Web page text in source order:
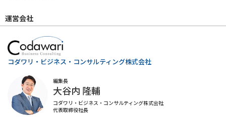
運営会社
コダワリ・ビジネス・コンサルティング株式会社
編集長
大谷内 隆輔
コダワリ・ビジネス・コンサルティング株式会社
代表取締役社長